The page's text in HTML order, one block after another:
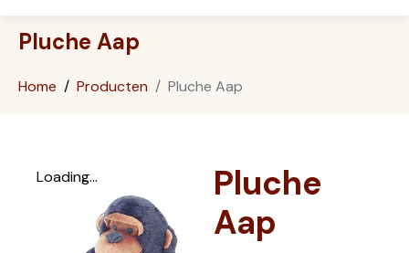
Pluche Aap
Home Producten Pluche Aap
Loading...
Pluche
Aap